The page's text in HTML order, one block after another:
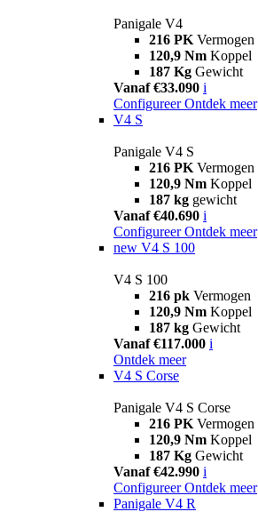
Panigale V4
216 PK Vermogen
120,9 Nm Koppel
187 Kg Gewicht
Vanaf €33.090 i
Configureer Ontdek meer
V4 S
Panigale V4 S
216 PK Vermogen
120,9 Nm Koppel
187 kg gewicht
Vanaf €40.690 i
Configureer Ontdek meer
new V4 S 100
V4 S 100
216 pk Vermogen
120,9 Nm Koppel
187 kg Gewicht
Vanaf €117.000 i
Ontdek meer
V4 S Corse
Panigale V4 S Corse
216 PK Vermogen
120,9 Nm Koppel
187 Kg Gewicht
Vanaf €42.990 i
Configureer Ontdek meer
Panigale V4 R